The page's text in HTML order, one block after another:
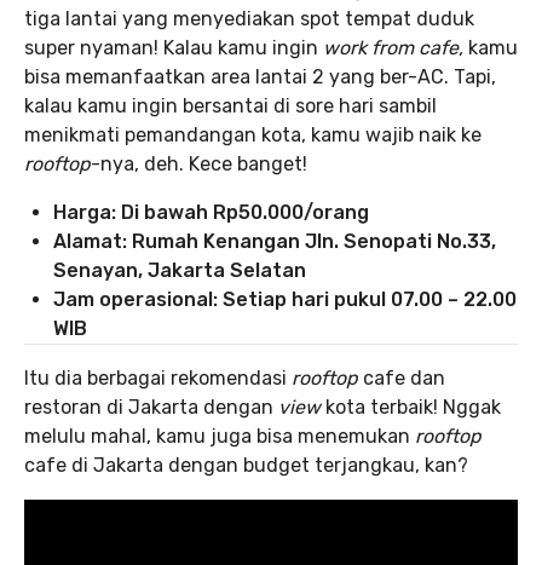
tiga lantai yang menyediakan spot tempat duduk
super nyaman! Kalau kamu ingin work from cafe, kamu
bisa memanfaatkan area lantai 2 yang ber-AC. Tapi,
kalau kamu ingin bersantai di sore hari sambil
menikmati pemandangan kota, kamu wajib naik ke
rooftop-nya, deh. Kece banget!
Harga: Di bawah Rp50.000/orang
Alamat: Rumah Kenangan Jln. Senopati No.33,
Senayan, Jakarta Selatan
Jam operasional: Setiap hari pukul 07.00 – 22.00
WIB
Itu dia berbagai rekomendasi rooftop cafe dan
restoran di Jakarta dengan view kota terbaik! Nggak
melulu mahal, kamu juga bisa menemukan rooftop
cafe di Jakarta dengan budget terjangkau, kan?